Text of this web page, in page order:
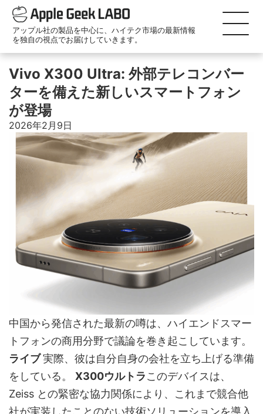
アップル社の製品を中心に、ハイテク市場の最新情報
を独自の視点でお届けしていきます。
Vivo X300 Ultra: 外部テレコンバー
ターを備えた新しいスマートフォン
が登場
2026年2月9日
中国から発信された最新の噂は、ハイエンドスマー
トフォンの商用分野で議論を巻き起こしています。
ライブ実際、彼は自分自身の会社を立ち上げる準備
をしている。 X300ウルトラこのデバイスは、
Zeiss との緊密な協力関係により、これまで競合他
社が実装したことのない技術ソリューションを導入